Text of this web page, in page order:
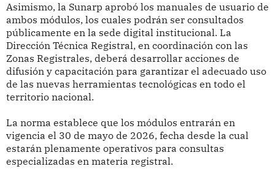
Asimismo, la Sunarp aprobó los manuales de usuario de
ambos módulos, los cuales podrán ser consultados
públicamente en la sede digital institucional. La
Dirección Técnica Registral, en coordinación con las
Zonas Registrales, deberá desarrollar acciones de
difusión y capacitación para garantizar el adecuado uso
de las nuevas herramientas tecnológicas en todo el
territorio nacional.
La norma establece que los módulos entrarán en
vigencia el 30 de mayo de 2026, fecha desde la cual
estarán plenamente operativos para consultas
especializadas en materia registral.